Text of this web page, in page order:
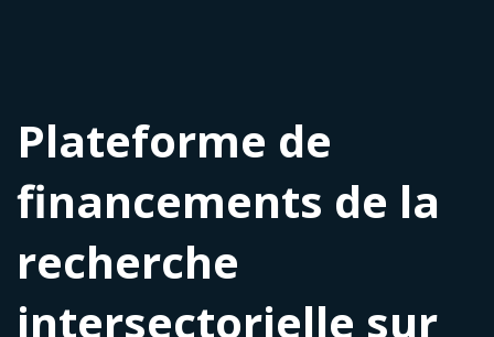
Plateforme de
financements de la
recherche
intersectorielle sur